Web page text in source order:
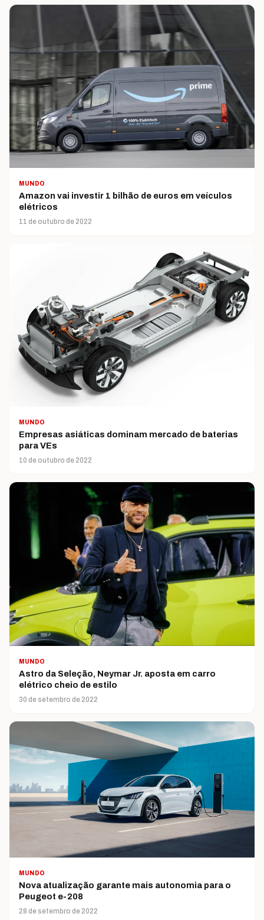
MUNDO
Amazon vai investir 1 bilhão de euros em veículos
elétricos
11 de outubro de 2022
MUNDO
Empresas asiáticas dominam mercado de baterias
para VEs
10 de outubro de 2022
MUNDO
Astro da Seleção, Neymar Jr. aposta em carro
elétrico cheio de estilo
30 de setembro de 2022
MUNDO
Nova atualização garante mais autonomia para o
Peugeot e-208
28 de setembro de 2022